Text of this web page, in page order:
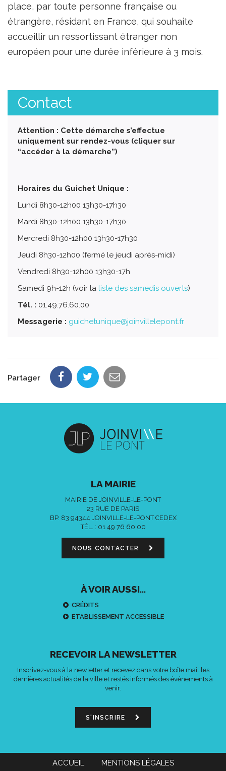
place, par toute personne française ou
étrangère, résidant en France, qui souhaite
accueillir un ressortissant étranger non
européen pour une durée inférieure à 3 mois.
Contact
Attention : Cette démarche s’effectue
uniquement sur rendez-vous (cliquer sur
“accéder à la démarche”)
Horaires du Guichet Unique :
Lundi 8h30-12h00 13h30-17h30
Mardi 8h30-12h00 13h30-17h30
Mercredi 8h30-12h00 13h30-17h30
Jeudi 8h30-12h00 (fermé le jeudi après-midi)
Vendredi 8h30-12h00 13h30-17h
Samedi 9h-12h (voir la liste des samedis ouverts)
Tél. : 01.49.76.60.00
Messagerie : guichetunique@joinvillelepont.fr
Partager
LA MAIRIE
MAIRIE DE JOINVILLE-LE-PONT
23 RUE DE PARIS
BP. 83 94344 JOINVILLE-LE-PONT CEDEX
TÉL. : 01 49 76 60 00
NOUS CONTACTER
À VOIR AUSSI...
CRÉDITS
ETABLISSEMENT ACCESSIBLE
RECEVOIR LA NEWSLETTER
Inscrivez-vous à la newletter et recevez dans votre boîte mail les
dernières actualités de la ville et restés informés des événements à
venir.
S'INSCRIRE
ACCUEIL MENTIONS LÉGALES